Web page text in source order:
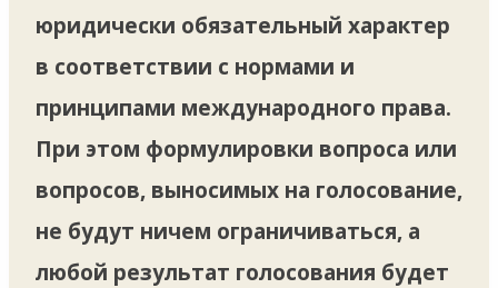
юридически обязательный характер
в соответствии с нормами и
принципами международного права.
При этом формулировки вопроса или
вопросов, выносимых на голосование,
не будут ничем ограничиваться, а
любой результат голосования будет